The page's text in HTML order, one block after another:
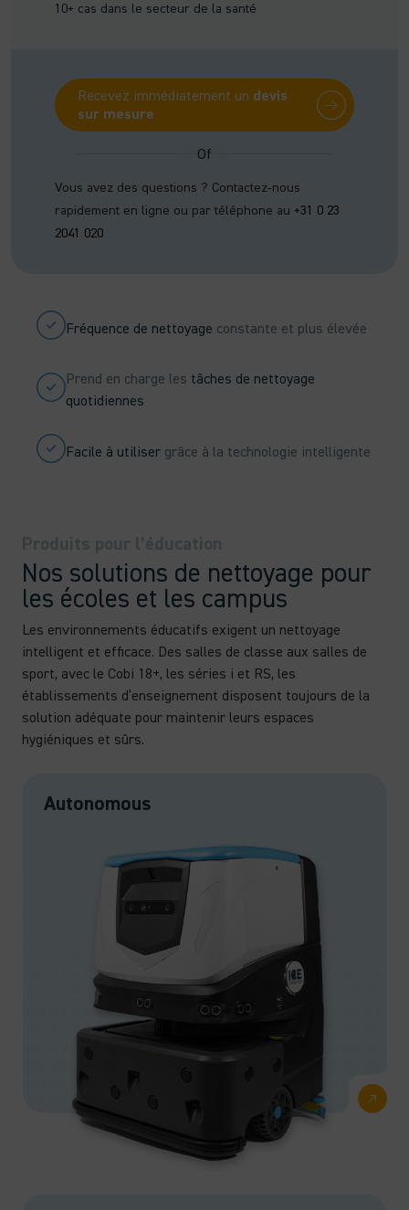
10+ cas dans le secteur de la santé
Recevez immédiatement un devis
sur mesure
Vous avez des questions ? Contactez-nous
rapidement en ligne ou par téléphone au +31 0 23
2041 020
Fréquence de nettoyage constante et plus élevée
Prend en charge les tâches de nettoyage
quotidiennes
Facile à utiliser grâce à la technologie intelligente
Nos solutions de nettoyage pour
les écoles et les campus
Les environnements éducatifs exigent un nettoyage
intelligent et efficace. Des salles de classe aux salles de
sport, avec le Cobi 18+, les séries i et RS, les
établissements d’enseignement disposent toujours de la
solution adéquate pour maintenir leurs espaces
hygiéniques et sûrs.
Autonomous